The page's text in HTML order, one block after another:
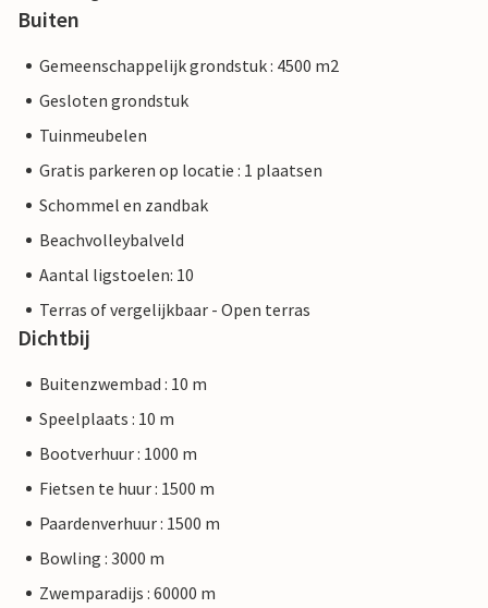
Buiten
Gemeenschappelijk grondstuk : 4500 m2
Gesloten grondstuk
Tuinmeubelen
Gratis parkeren op locatie : 1 plaatsen
Schommel en zandbak
Beachvolleybalveld
Aantal ligstoelen: 10
Terras of vergelijkbaar - Open terras
Dichtbij
Buitenzwembad : 10 m
Speelplaats : 10 m
Bootverhuur : 1000 m
Fietsen te huur : 1500 m
Paardenverhuur : 1500 m
Bowling : 3000 m
Zwemparadijs : 60000 m